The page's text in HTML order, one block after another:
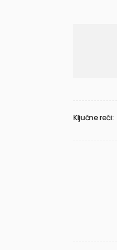
Ključne reči: